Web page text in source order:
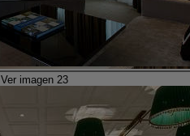
Ver imagen 23